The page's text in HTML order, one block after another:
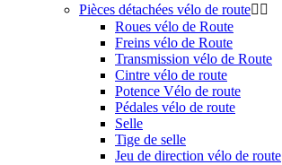
Pièces détachées vélo de route 
Roues vélo de Route
Freins vélo de Route
Transmission vélo de Route
Cintre vélo de route
Potence Vélo de route
Pédales vélo de route
Selle
Tige de selle
Jeu de direction vélo de route